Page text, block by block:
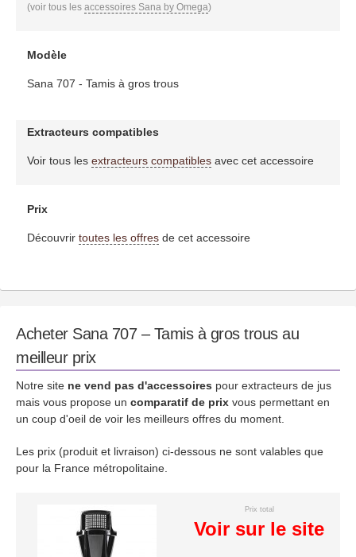
(voir tous les accessoires Sana by Omega)
Modèle
Sana 707 - Tamis à gros trous
Extracteurs compatibles
Voir tous les extracteurs compatiblesavec cet accessoire
Prix
Découvrir toutes les offresde cet accessoire
Acheter Sana 707 – Tamis à gros trous au
meilleur prix
Notre site ne vend pas d'accessoires pour extracteurs de jus
mais vous propose un comparatif de prix vous permettant en
un coup d'oeil de voir les meilleurs offres du moment.
Les prix (produit et livraison) ci-dessous ne sont valables que
pour la France métropolitaine.
Prix total
Voir sur le site